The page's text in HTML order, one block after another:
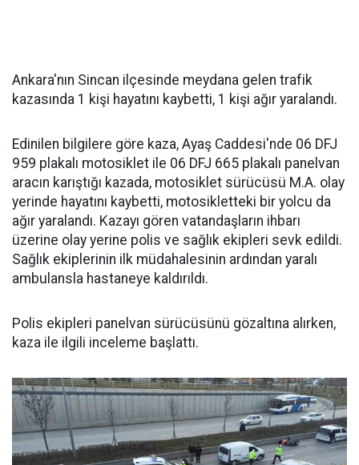
Ankara'nın Sincan ilçesinde meydana gelen trafik
kazasında 1 kişi hayatını kaybetti, 1 kişi ağır yaralandı.
Edinilen bilgilere göre kaza, Ayaş Caddesi'nde 06 DFJ
959 plakalı motosiklet ile 06 DFJ 665 plakalı panelvan
aracın karıştığı kazada, motosiklet sürücüsü M.A. olay
yerinde hayatını kaybetti, motosikletteki bir yolcu da
ağır yaralandı. Kazayı gören vatandaşların ihbarı
üzerine olay yerine polis ve sağlık ekipleri sevk edildi.
Sağlık ekiplerinin ilk müdahalesinin ardından yaralı
ambulansla hastaneye kaldırıldı.
Polis ekipleri panelvan sürücüsünü gözaltına alırken,
kaza ile ilgili inceleme başlattı.